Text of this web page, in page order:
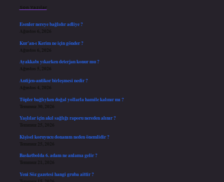
Son Yazılar
Esenler nereye bağlıdır adliye ?
Ağustos 6, 2026
Kur’an-ı Kerim ne için gönder ?
Ağustos 6, 2026
Ayakkabı yıkarken deterjan konur mu ?
Ağustos 5, 2026
Antijen-antikor birleşmesi nedir ?
Ağustos 4, 2026
Tüpler bağlıyken doğal yollarla hamile kalınır mı ?
Temmuz 30, 2026
Yaşlılar için akıl sağlığı raporu nereden alınır ?
Temmuz 25, 2026
Kişisel koruyucu donanım neden önemlidir ?
Temmuz 25, 2026
Basketbolda 6. adam ne anlama gelir ?
Temmuz 21, 2026
Yeni Söz gazetesi hangi gruba aittir ?